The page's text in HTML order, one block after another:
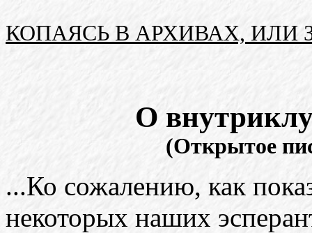
КОПАЯСЬ В АРХИВАХ, ИЛИ
О
(Открытое
...Ко сожалению, как
некоторых наших